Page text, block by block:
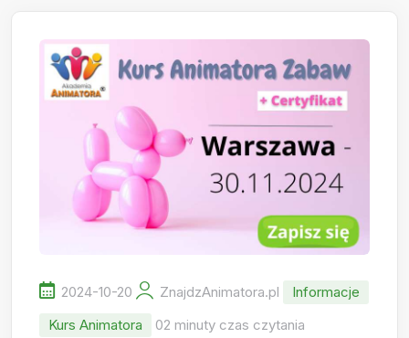
2024-10-20 ZnajdzAnimatora.pl
Informacje
Kurs Animatora
02 minuty czas czytania